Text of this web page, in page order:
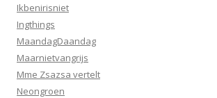
Ikbenirisniet
Ingthings
MaandagDaandag
Maarnietvangrijs
Mme Zsazsa vertelt
Neongroen